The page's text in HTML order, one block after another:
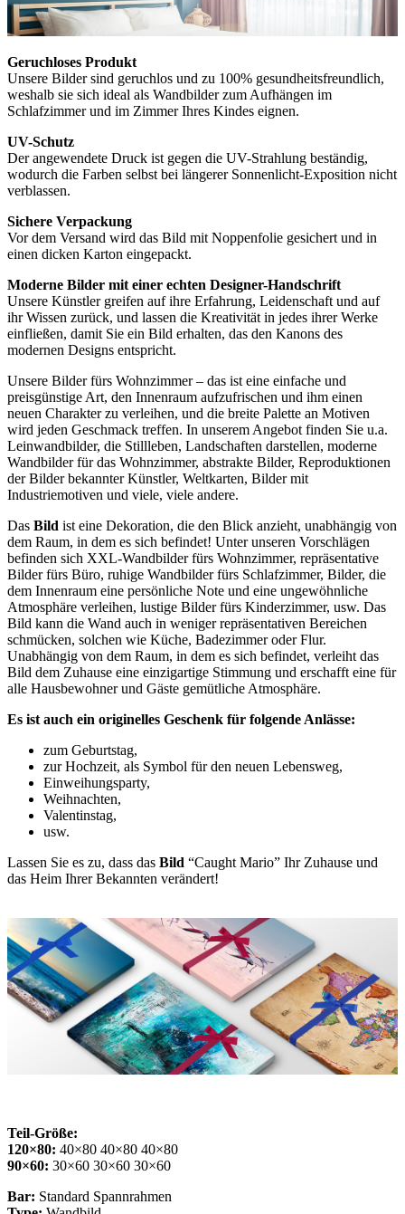
Geruchloses Produkt
Unsere Bilder sind geruchlos und zu 100% gesundheitsfreundlich,
weshalb sie sich ideal als Wandbilder zum Aufhängen im
Schlafzimmer und im Zimmer Ihres Kindes eignen.
UV-Schutz
Der angewendete Druck ist gegen die UV-Strahlung beständig,
wodurch die Farben selbst bei längerer Sonnenlicht-Exposition nicht
verblassen.
Sichere Verpackung
Vor dem Versand wird das Bild mit Noppenfolie gesichert und in
einen dicken Karton eingepackt.
Moderne Bilder mit einer echten Designer-Handschrift
Unsere Künstler greifen auf ihre Erfahrung, Leidenschaft und auf
ihr Wissen zurück, und lassen die Kreativität in jedes ihrer Werke
einfließen, damit Sie ein Bild erhalten, das den Kanons des
modernen Designs entspricht.
Unsere Bilder fürs Wohnzimmer – das ist eine einfache und
preisgünstige Art, den Innenraum aufzufrischen und ihm einen
neuen Charakter zu verleihen, und die breite Palette an Motiven
wird jeden Geschmack treffen. In unserem Angebot finden Sie u.a.
Leinwandbilder, die Stillleben, Landschaften darstellen, moderne
Wandbilder für das Wohnzimmer, abstrakte Bilder, Reproduktionen
der Bilder bekannter Künstler, Weltkarten, Bilder mit
Industriemotiven und viele, viele andere.
Das Bild ist eine Dekoration, die den Blick anzieht, unabhängig von
dem Raum, in dem es sich befindet! Unter unseren Vorschlägen
befinden sich XXL-Wandbilder fürs Wohnzimmer, repräsentative
Bilder fürs Büro, ruhige Wandbilder fürs Schlafzimmer, Bilder, die
dem Innenraum eine persönliche Note und eine ungewöhnliche
Atmosphäre verleihen, lustige Bilder fürs Kinderzimmer, usw. Das
Bild kann die Wand auch in weniger repräsentativen Bereichen
schmücken, solchen wie Küche, Badezimmer oder Flur.
Unabhängig von dem Raum, in dem es sich befindet, verleiht das
Bild dem Zuhause eine einzigartige Stimmung und erschafft eine für
alle Hausbewohner und Gäste gemütliche Atmosphäre.
Es ist auch ein originelles Geschenk für folgende Anlässe:
zum Geburtstag,
zur Hochzeit, als Symbol für den neuen Lebensweg,
Einweihungsparty,
Weihnachten,
Valentinstag,
usw.
Lassen Sie es zu, dass das Bild “Caught Mario” Ihr Zuhause und
das Heim Ihrer Bekannten verändert!
Teil-Größe:
120×80: 40×80 40×80 40×80
90×60: 30×60 30×60 30×60
Bar: Standard Spannrahmen